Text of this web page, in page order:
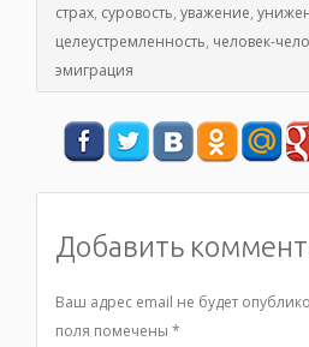
страх, суровость, уважение,
целеустремленность, человек-
эмиграция
Добавить
Ваш адрес email не будет
поля помечены *